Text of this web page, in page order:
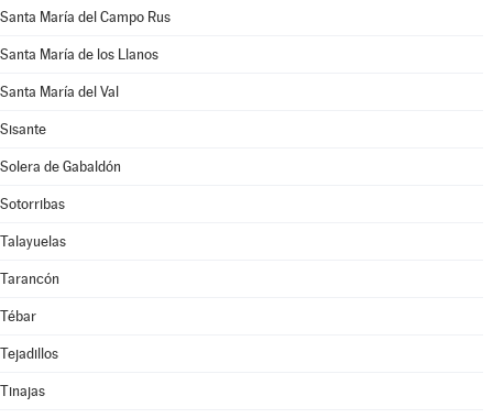
Santa María del Campo Rus
Santa María de los Llanos
Santa María del Val
Sisante
Solera de Gabaldón
Sotorribas
Talayuelas
Tarancón
Tébar
Tejadillos
Tinajas